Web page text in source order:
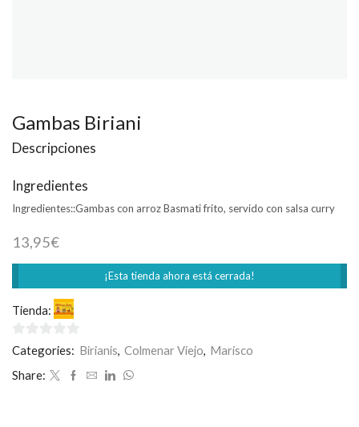
Gambas Biriani
Descripciones
Ingredientes
Ingredientes::Gambas con arroz Basmati frito, servido con salsa curry
13,95€
¡Esta tienda ahora está cerrada!
Tienda:
0
5
Categories: Birianis Colmenar Viejo Marisco
Share: